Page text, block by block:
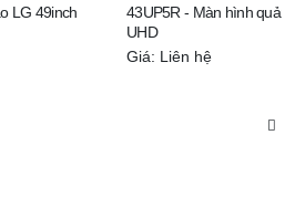
LG 49inch
43UP5R - Màn hình
UHD
Giá: Liên hệ